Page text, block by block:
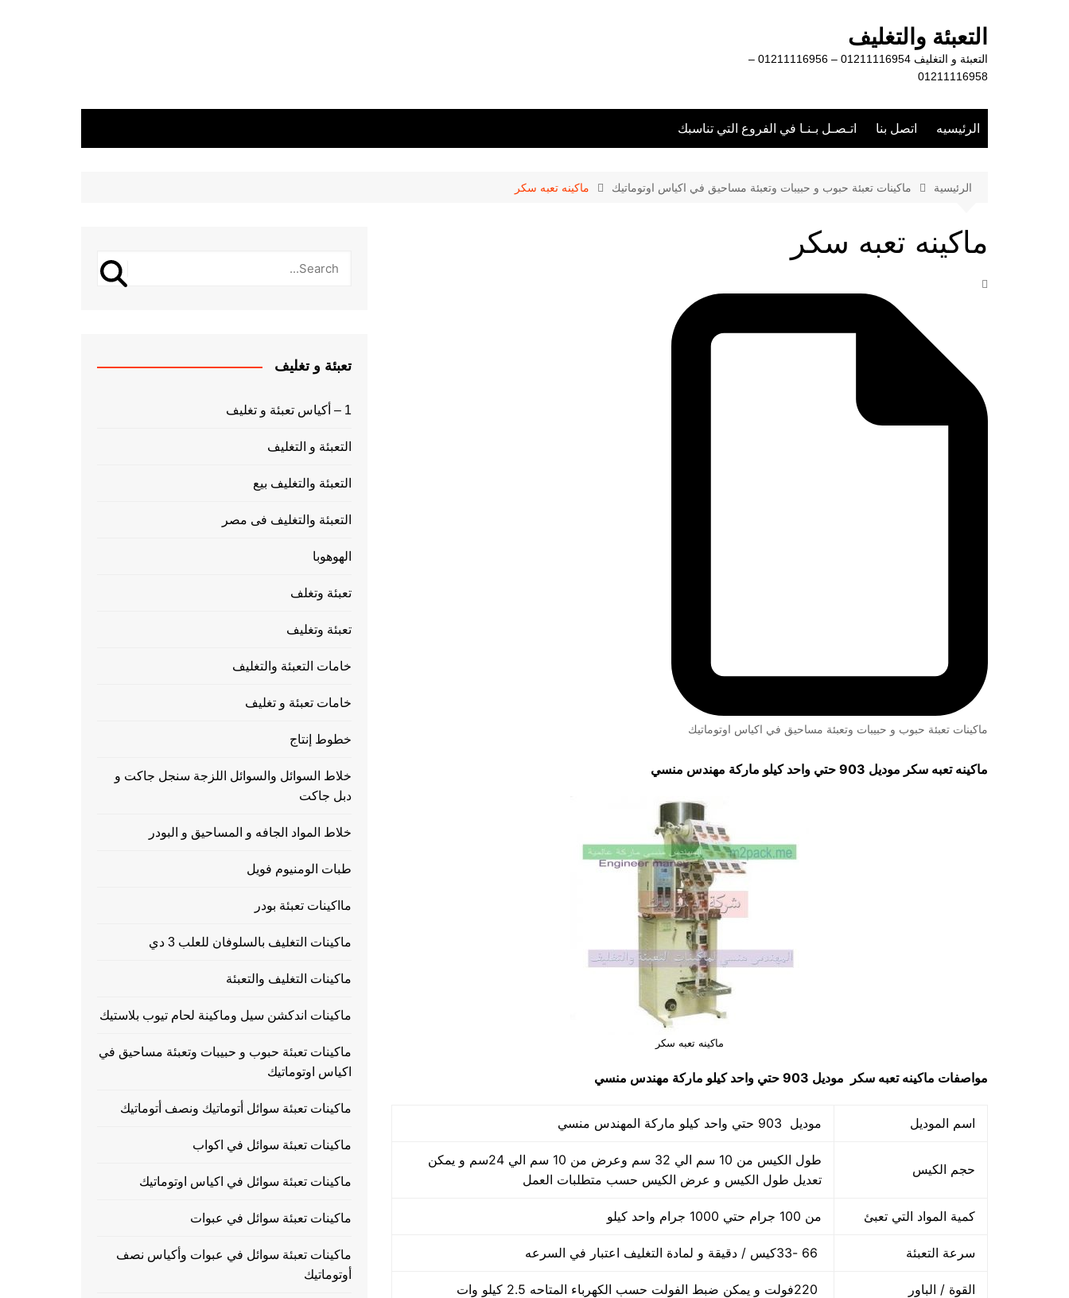
التعبئة والتغليف
التعبئة و التغليف 01211116954 – 01211116956 –
01211116958
الرئيسيه اتصل بنا اتـصـل بـنـا في الفروع التي تناسبك
الرئيسية ماكينات تعبئة حبوب و حبيبات وتعبئة مساحيق في اكياس اوتوماتيك ماكينه تعبه سكر
ماكينه تعبه سكر
ماكينات تعبئة حبوب و حبيبات وتعبئة مساحيق في اكياس اوتوماتيك
ماكينه تعبه سكر موديل 903 حتي واحد كيلو ماركة مهندس منسي
ماكينه تعبه سكر
مواصفات ماكينه تعبه سكر موديل 903 حتي واحد كيلو ماركة مهندس منسي
اسم الموديل موديل 903 حتي واحد كيلو ماركة المهندس منسي
حجم الكيس
طول الكيس من 10 سم الي 32 سم وعرض من 10 سم الي 24سم و يمكن
تعديل طول الكيس و عرض الكيس حسب متطلبات العمل
كمية المواد التي تعبئ من 100 جرام حتي 1000 جرام واحد كيلو
سرعة التعبئة
القوة / الباور
تعبئة و تغليف
1 – أكياس تعبئة و تغليف
التعبئة و التغليف
التعبئة والتغليف بيع
التعبئة والتغليف فى مصر
الهوهوبا
تعبئة وتغلف
تعبئة وتغليف
خامات التعبئة والتغليف
خامات تعبئة و تغليف
خطوط إنتاج
خلاط السوائل والسوائل اللزجة سنجل جاكت و
دبل جاكت
خلاط المواد الجافه و المساحيق و البودر
طبات الومنيوم فويل
مااكينات تعبئة بودر
ماكينات التغليف بالسلوفان للعلب 3 دي
ماكينات التغليف والتعبئة
ماكينات اندكشن سيل وماكينة لحام تيوب بلاستيك
ماكينات تعبئة حبوب و حبيبات وتعبئة مساحيق في
اكياس اوتوماتيك
ماكينات تعبئة سوائل أتوماتيك ونصف أتوماتيك
ماكينات تعبئة سوائل في اكواب
ماكينات تعبئة سوائل في اكياس اوتوماتيك
ماكينات تعبئة سوائل في عبوات
ماكينات تعبئة سوائل في عبوات وأكياس نصف
أوتوماتيك